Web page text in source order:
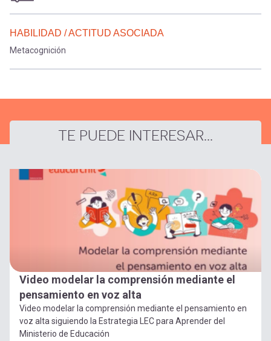
HABILIDAD / ACTITUD ASOCIADA
Metacognición
TE PUEDE INTERESAR...
Video modelar la comprensión mediante el
pensamiento en voz alta
Video modelar la comprensión mediante el pensamiento en
voz alta siguiendo la Estrategia LEC para Aprender del
Ministerio de Educación